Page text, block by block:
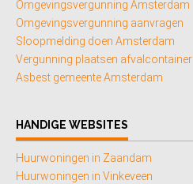
Omgevingsvergunning Amsterdam
Omgevingsvergunning aanvragen
Sloopmelding doen Amsterdam
Vergunning plaatsen afvalcontainer
Asbest gemeente Amsterdam
HANDIGE WEBSITES
Huurwoningen in Zaandam
Huurwoningen in Vinkeveen